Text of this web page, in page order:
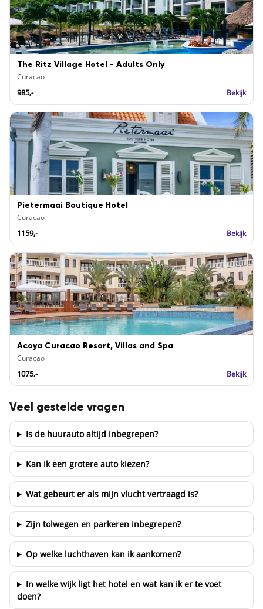
The Ritz Village Hotel - Adults Only
Curacao
985,- Bekijk
Pietermaai Boutique Hotel
Curacao
1159,- Bekijk
Acoya Curacao Resort, Villas and Spa
Curacao
1075,- Bekijk
Veel gestelde vragen
Is de huurauto altijd inbegrepen?
Kan ik een grotere auto kiezen?
Wat gebeurt er als mijn vlucht vertraagd is?
Zijn tolwegen en parkeren inbegrepen?
Op welke luchthaven kan ik aankomen?
In welke wijk ligt het hotel en wat kan ik er te voet
doen?